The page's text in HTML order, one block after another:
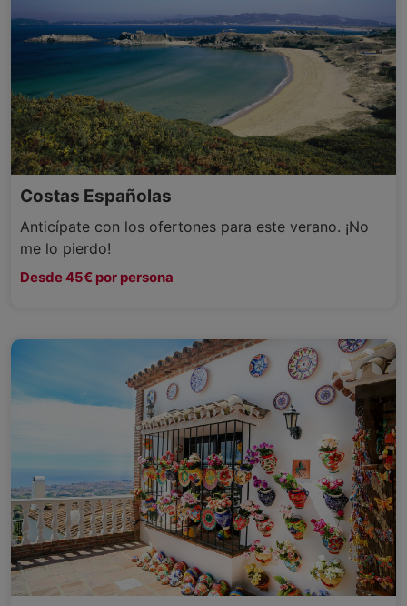
Costas Españolas
Anticípate con los ofertones para este verano. ¡No
me lo pierdo!
Desde 45€ por persona